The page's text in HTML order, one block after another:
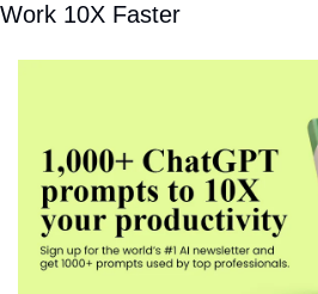
Work 10X Faster